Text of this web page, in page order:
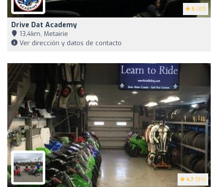
5 (87)
Drive Dat Academy
13,4km, Metairie
Ver dirección y datos de contacto
4.7 (89)